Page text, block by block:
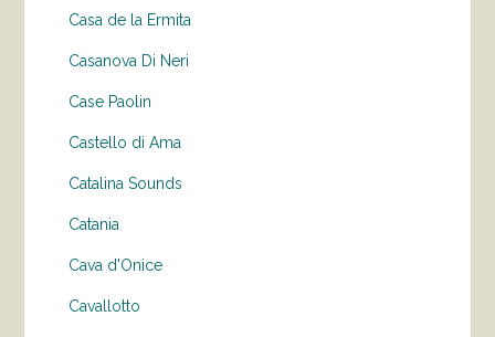
Casa de la Ermita
Casanova Di Neri
Case Paolin
Castello di Ama
Catalina Sounds
Catania
Cava d'Onice
Cavallotto